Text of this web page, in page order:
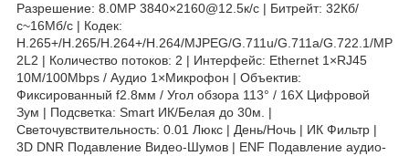
Разрешение: 8.0MP 3840×2160@12.5к/с | Битрейт: 32Кб/
с~16Мб/с | Кодек:
H.265+/H.265/H.264+/H.264/MJPEG/G.711u/G.711a/G.722.1/MP
2L2 | Количество потоков: 2 | Интерфейс: Ethernet 1×RJ45
10M/100Mbps / Аудио 1×Микрофон | Объектив:
Фиксированный f2.8мм / Угол обзора 113° / 16X Цифровой
Зум | Подсветка: Smart ИК/Белая до 30м. |
Светочувствительность: 0.01 Люкс | День/Ночь | ИК Фильтр |
3D DNR Подавление Видео-Шумов | ENF Подавление аудио-